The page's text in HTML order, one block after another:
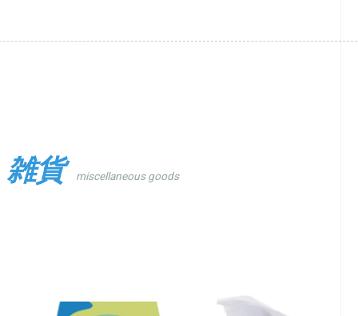
雑貨 miscellaneous goods